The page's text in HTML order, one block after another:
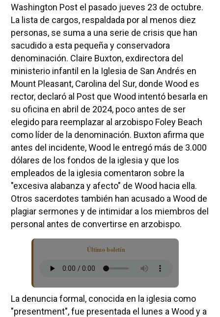
Washington Post el pasado jueves 23 de octubre.
La lista de cargos, respaldada por al menos diez
personas, se suma a una serie de crisis que han
sacudido a esta pequeña y conservadora
denominación. Claire Buxton, exdirectora del
ministerio infantil en la Iglesia de San Andrés en
Mount Pleasant, Carolina del Sur, donde Wood es
rector, declaró al Post que Wood intentó besarla en
su oficina en abril de 2024, poco antes de ser
elegido para reemplazar al arzobispo Foley Beach
como líder de la denominación. Buxton afirma que
antes del incidente, Wood le entregó más de 3.000
dólares de los fondos de la iglesia y que los
empleados de la iglesia comentaron sobre la
"excesiva alabanza y afecto" de Wood hacia ella.
Otros sacerdotes también han acusado a Wood de
plagiar sermones y de intimidar a los miembros del
personal antes de convertirse en arzobispo.
Último boletín
La denuncia formal, conocida en la iglesia como
"presentment", fue presentada el lunes a Wood y a